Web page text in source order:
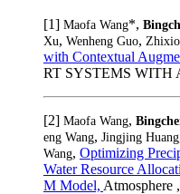
[1] Maofa Wang*,
Xu, Wenheng Guo,
with Contextual
RT SYSTEMS WITH
[2] Maofa Wang,
eng Wang, Jingjing Huang
Wang, Optimizing
Water Resource
M Model, Atmosphere